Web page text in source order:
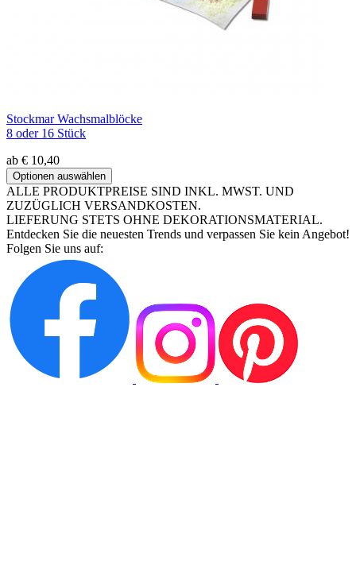
Stockmar Wachsmalblöcke
8 oder 16 Stück
ab € 10,40
ALLE PRODUKTPREISE SIND INKL. MWST. UND
ZUZÜGLICH VERSANDKOSTEN.
LIEFERUNG STETS OHNE DEKORATIONSMATERIAL.
Entdecken Sie die neuesten Trends und verpassen Sie kein Angebot!
Folgen Sie uns auf: